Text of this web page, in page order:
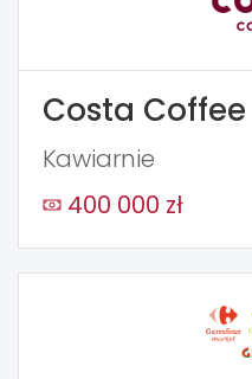
Costa Coffee
Kawiarnie
400 000 zł